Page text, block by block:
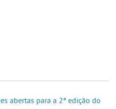
abertas para a 2ª edição do